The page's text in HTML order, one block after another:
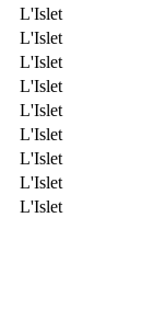
L'Islet
L'Islet
L'Islet
L'Islet
L'Islet
L'Islet
L'Islet
L'Islet
L'Islet